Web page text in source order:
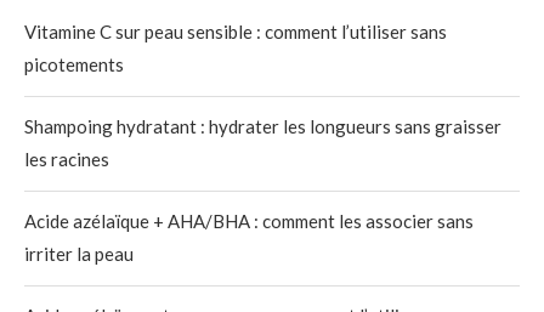
Vitamine C sur peau sensible : comment l’utiliser sans
picotements
Shampoing hydratant : hydrater les longueurs sans graisser
les racines
Acide azélaïque + AHA/BHA : comment les associer sans
irriter la peau